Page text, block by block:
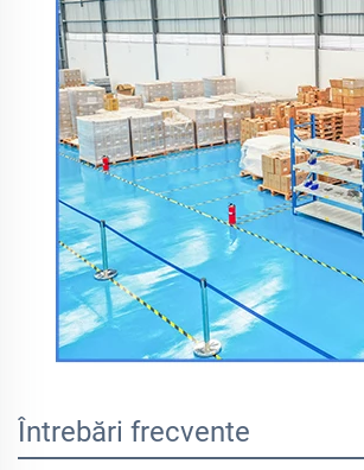
Întrebări frecvente